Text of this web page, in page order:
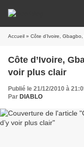
Accueil » Côte d’Ivoire,
Côte d’Ivoire,
voir plus clair
Publié le 21/12/2010 à
Par DIABLO